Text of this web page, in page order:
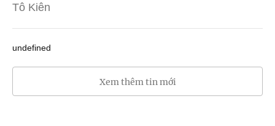
Tô Kiên
undefined
Xem thêm tin mới